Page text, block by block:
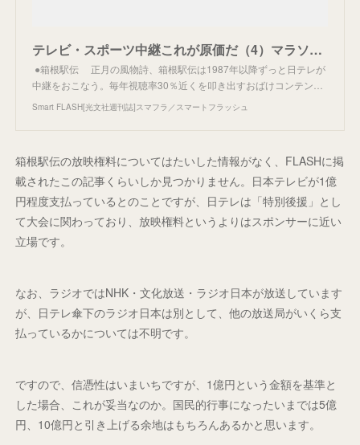
テレビ・スポーツ中継これが原価だ（4）マラソン、ゴルフ、相撲、テニス…… | Smart FLASH[光文社週刊誌]
●箱根駅伝 正月の風物詩、箱根駅伝は1987年以降ずっと日テレが
中継をおこなう。毎年視聴率30％近くを叩き出すおばけコンテン…
Smart FLASH[光文社週刊誌]スマフラ／スマートフラッシュ
箱根駅伝の放映権料についてはたいした情報がなく、FLASHに掲
載されたこの記事くらいしか見つかりません。日本テレビが1億
円程度支払っているとのことですが、日テレは「特別後援」とし
て大会に関わっており、放映権料というよりはスポンサーに近い
立場です。
なお、ラジオではNHK・文化放送・ラジオ日本が放送しています
が、日テレ傘下のラジオ日本は別として、他の放送局がいくら支
払っているかについては不明です。
ですので、信憑性はいまいちですが、1億円という金額を基準と
した場合、これが妥当なのか。国民的行事になったいまでは5億
円、10億円と引き上げる余地はもちろんあるかと思います。